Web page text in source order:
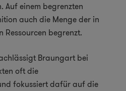
Auf einem begrenzten
auch die Menge der in
Ressourcen begrenzt.
Braungart bei
oft die
fokussiert dafür auf die